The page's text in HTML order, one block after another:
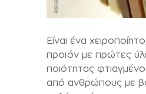
Είναι ένα
προϊόν με πρώτες
ποιότητας
από ανθρώπους με